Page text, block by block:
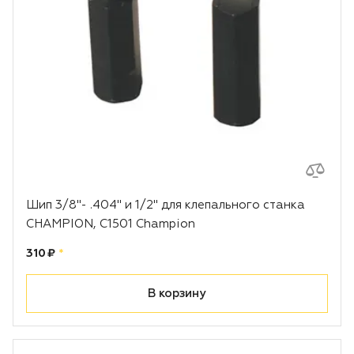
Воздуходувки
Аккумуляторная техника iPrix
Мотопомпы
Шип 3/8"- .404" и 1/2" для клепального станка
CHAMPION, C1501 Champion
Цена:
310 ₽ рублей
*
В корзину